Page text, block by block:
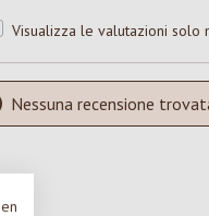
Visualizza le valutazioni solo
Nessuna recensione